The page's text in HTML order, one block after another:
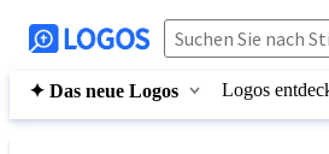
✦ Das neue Logos Logos